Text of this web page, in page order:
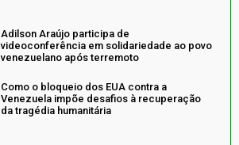
Adilson Araújo participa de
videoconferência em solidariedade ao povo
venezuelano após terremoto
Como o bloqueio dos EUA contra a
Venezuela impõe desafios à recuperação
da tragédia humanitária